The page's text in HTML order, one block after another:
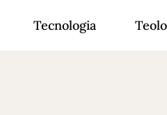
Tecnologia